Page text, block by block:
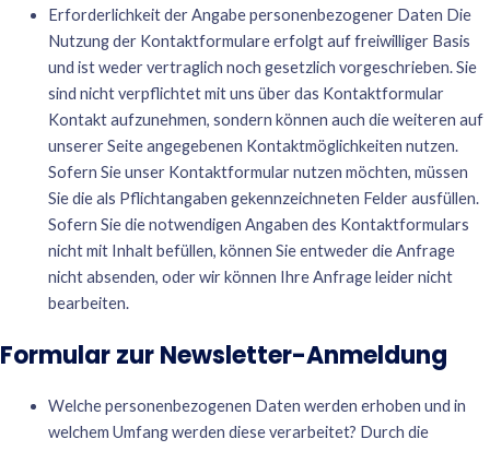
Erforderlichkeit der Angabe personenbezogener Daten Die
Nutzung der Kontaktformulare erfolgt auf freiwilliger Basis
und ist weder vertraglich noch gesetzlich vorgeschrieben. Sie
sind nicht verpflichtet mit uns über das Kontaktformular
Kontakt aufzunehmen, sondern können auch die weiteren auf
unserer Seite angegebenen Kontaktmöglichkeiten nutzen.
Sofern Sie unser Kontaktformular nutzen möchten, müssen
Sie die als Pflichtangaben gekennzeichneten Felder ausfüllen.
Sofern Sie die notwendigen Angaben des Kontaktformulars
nicht mit Inhalt befüllen, können Sie entweder die Anfrage
nicht absenden, oder wir können Ihre Anfrage leider nicht
bearbeiten.
Formular zur Newsletter-Anmeldung
Welche personenbezogenen Daten werden erhoben und in
welchem Umfang werden diese verarbeitet? Durch die